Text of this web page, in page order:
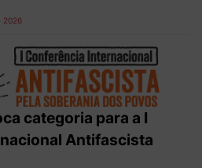
2026
categoria para a I
Antifascista